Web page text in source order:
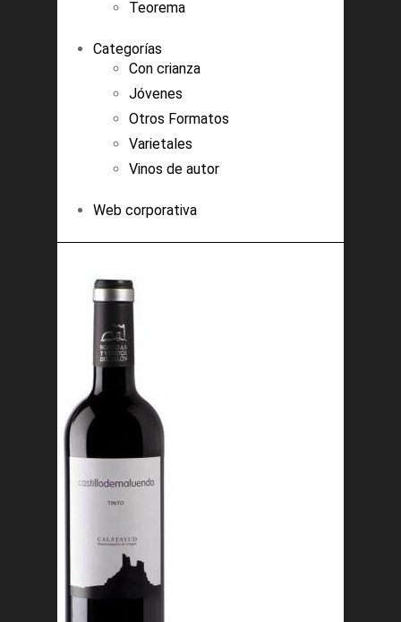
Teorema
Categorías
Con crianza
Jóvenes
Otros Formatos
Varietales
Vinos de autor
Web corporativa